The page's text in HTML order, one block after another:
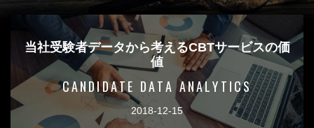
当社受験者データから考えるCBTサービスの価
値
CANDIDATE DATA ANALYTICS
2018-12-15